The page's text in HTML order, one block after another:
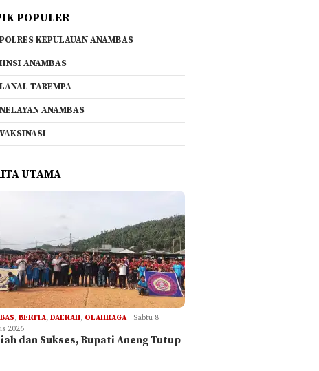
POPULER
POLRES KEPULAUAN ANAMBAS
HNSI ANAMBAS
LANAL TAREMPA
NELAYAN ANAMBAS
VAKSINASI
UTAMA
,BERITA,DAERAH, OLAHRAGA
Sabtu 8
2026
dan Sukses, Bupati Aneng Tutup